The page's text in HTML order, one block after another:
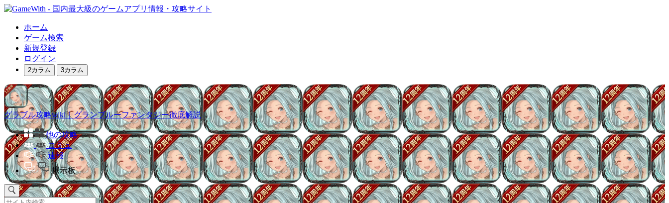
ホーム
ゲーム検索
新規登録
ログイン
2カラム 3カラム
グラブル攻略wiki｜グランブルーファンタジー徹底解説
他の攻略
コミュ
速報
掲示板